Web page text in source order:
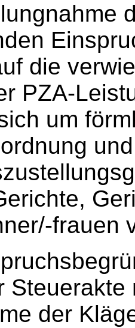
die
PZA-
um
frauen
Steuerakte
der